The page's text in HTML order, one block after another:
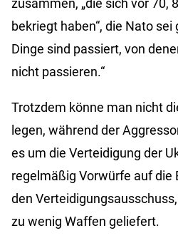
zusammen, „die sich vor 70,
bekriegt haben“, die Nato sei
Dinge sind passiert, von
nicht passieren.“
Trotzdem könne man nicht
legen, während der
es um die Verteidigung der
regelmäßig Vorwürfe auf die
den
zu wenig Waffen geliefert.